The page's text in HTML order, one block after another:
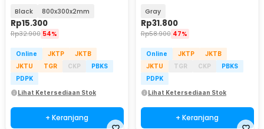
Black 800x300x2mm
Rp15.300
Rp32.900 54%
Online JKTP
JKTB
JKTU
TGR CKP
PBKS
PDPK
Lihat Ketersediaan Stok
+ Keranjang
Gray
Rp31.800
Rp58.900 47%
Online JKTP
JKTB
JKTU
TGR CKP
PBKS
PDPK
Lihat Ketersediaan Stok
+ Keranjang